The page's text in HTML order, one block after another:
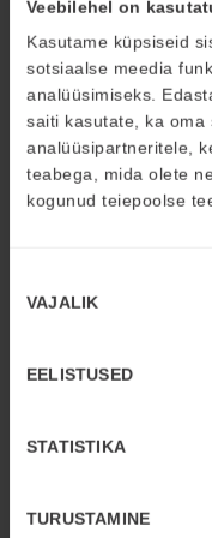
Veebilehel on
Kasutame küpsiseid
sotsiaalse meedia
analüüsimiseks.
saiti kasutate, ka
analüüsipartneritele,
teabega, mida olete
kogunud teiepoolse
valik
VAJALIK
EELISTUSED
STATISTIKA
TURUSTAMINE
Müügipsühholoogia
emotsioonid
on oluline, et müüja
ning suudab tajuda,
Professionaalne
mikrokliima, see
positiivselt juhtida.
ostuprotsessile
püsiklientide
Kognitiivne
müügiprotsessis